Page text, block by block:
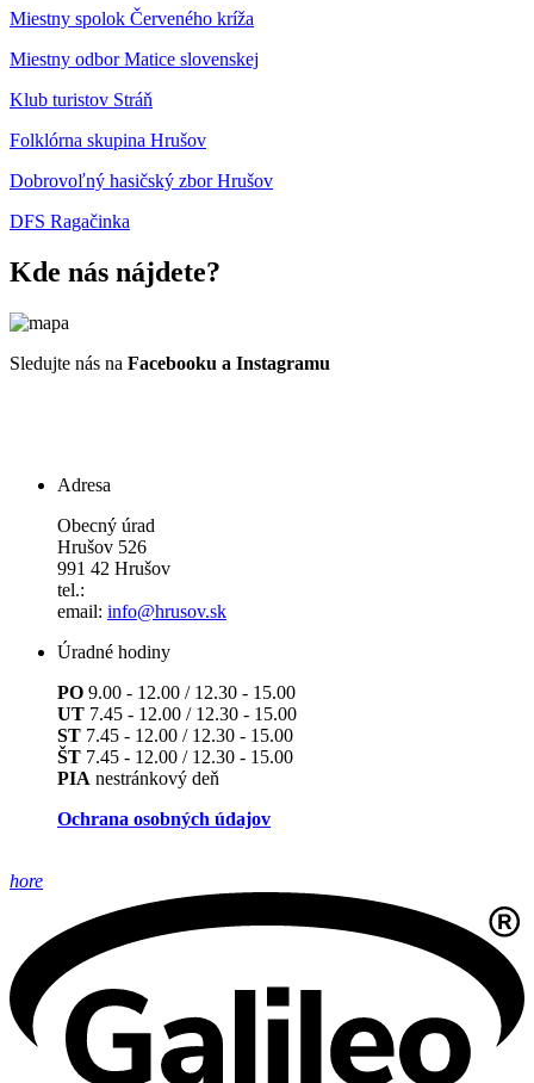
Miestny spolok Červeného kríža
Miestny odbor Matice slovenskej
Klub turistov Stráň
Folklórna skupina Hrušov
Dobrovoľný hasičský zbor Hrušov
DFS Ragačinka
Kde nás nájdete?
Sledujte nás na Facebooku a Instagramu
Adresa
Obecný úrad
Hrušov 526
991 42 Hrušov
tel.:
email: info@hrusov.sk
Úradné hodiny
PO 9.00 - 12.00 / 12.30 - 15.00
UT 7.45 - 12.00 / 12.30 - 15.00
ST 7.45 - 12.00 / 12.30 - 15.00
ŠT 7.45 - 12.00 / 12.30 - 15.00
PIA nestránkový deň
Ochrana osobných údajov
hore